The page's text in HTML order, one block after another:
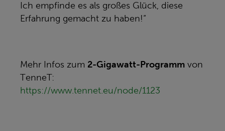
Ich empfinde es als großes Glück, diese
Erfahrung gemacht zu haben!“
Mehr Infos zum 2-Gigawatt-Programm von
TenneT:
https://www.tennet.eu/node/1123